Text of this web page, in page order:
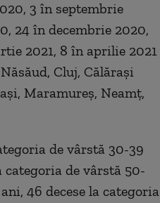
3 în septembrie
24 în decembrie 2020,
2021, 8 în aprilie 2021
Cluj, Călărași
Maramureș, Neamț,
de vârstă 30-39
categoria de vârstă 50-
46 decese la categoria